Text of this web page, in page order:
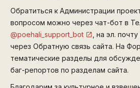
Обратиться к Администрации
вопросом можно через чат-бот в
@poehali_support_bot
, на эл.
через Обратную связь сайта. На
тематические разделы для
баг-репортов по разделам сайта.